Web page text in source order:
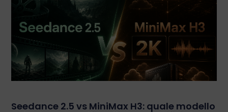
Seedance 2.5 vs MiniMax H3: quale modello